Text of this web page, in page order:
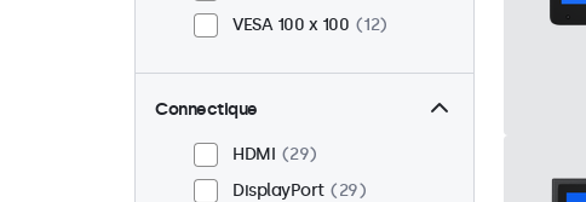
VESA 100 x 100
12
Connectique
HDMI
29
DisplayPort
29